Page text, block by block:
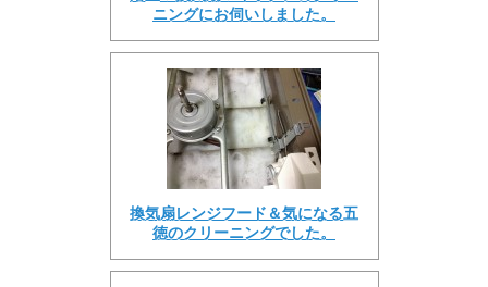
ニングにお伺いしました。
換気扇レンジフード＆気になる五
徳のクリーニングでした。